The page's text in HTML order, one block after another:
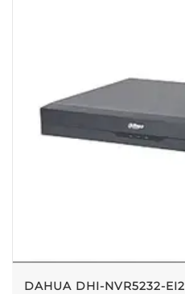
DAHUA DHI-NVR5232-EI2